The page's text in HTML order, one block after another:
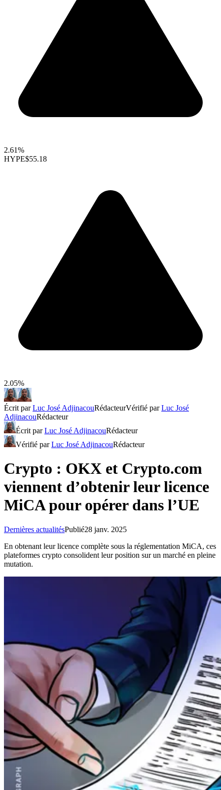
2.61%
HYPE$55.18
2.05%
Écrit parLuc José AdjinacouRédacteurVérifié parLuc José
AdjinacouRédacteur
Écrit parLuc José AdjinacouRédacteur
Vérifié parLuc José AdjinacouRédacteur
Crypto : OKX et Crypto.com
viennent d’obtenir leur licence
MiCA pour opérer dans l’UE
Dernières actualitésPublié28 janv. 2025
En obtenant leur licence complète sous la réglementation MiCA, ces
plateformes crypto consolident leur position sur un marché en pleine
mutation.